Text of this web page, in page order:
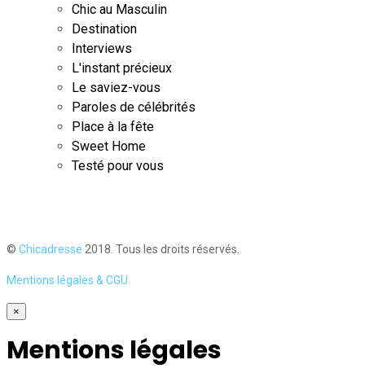
Chic au Masculin
Destination
Interviews
L'instant précieux
Le saviez-vous
Paroles de célébrités
Place à la fête
Sweet Home
Testé pour vous
© Chicadresse 2018. Tous les droits réservés.
Mentions légales & CGU
×
Mentions légales